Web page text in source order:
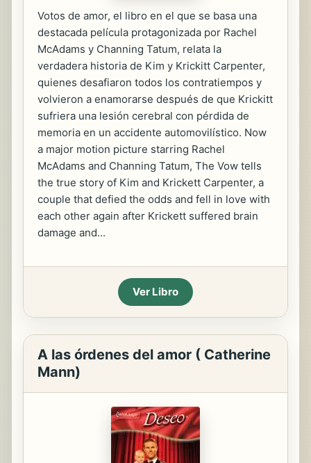
Votos de amor, el libro en el que se basa una
destacada película protagonizada por Rachel
McAdams y Channing Tatum, relata la
verdadera historia de Kim y Krickitt Carpenter,
quienes desafiaron todos los contratiempos y
volvieron a enamorarse después de que Krickitt
sufriera una lesión cerebral con pérdida de
memoria en un accidente automovilístico. Now
a major motion picture starring Rachel
McAdams and Channing Tatum, The Vow tells
the true story of Kim and Krickett Carpenter, a
couple that defied the odds and fell in love with
each other again after Krickett suffered brain
damage and...
Ver Libro
A las órdenes del amor ( Catherine
Mann)